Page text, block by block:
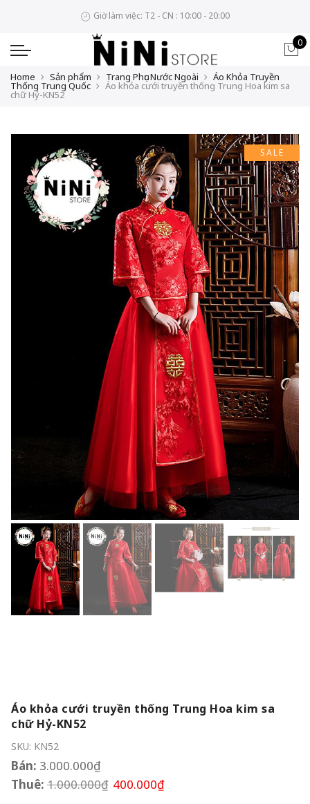
Giờ làm việc: T2 - CN : 10:00 - 20:00
0
Home Sản phẩm Trang Phục Nước Ngoài Áo Khỏa Truyền
Thống Trung Quốc Áo khỏa cưới truyền thống Trung Hoa kim sa
chữ Hỷ-KN52
SALE
Áo khỏa cưới truyền thống Trung Hoa kim sa
chữ Hỷ-KN52
SKU: KN52
Bán: 3.000.000₫
Thuê: 1.000.000₫ 400.000₫